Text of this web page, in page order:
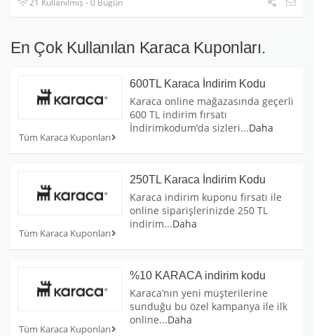
En Çok Kullanılan Karaca Kuponları.
Tüm Karaca Kuponları
600TL Karaca İndirim Kodu
Karaca online mağazasında geçerli
600 TL indirim fırsatı
İndirimkodum’da sizleri...Daha
Tüm Karaca Kuponları
250TL Karaca İndirim Kodu
Karaca indirim kuponu fırsatı ile
online siparişlerinizde 250 TL
indirim...Daha
Tüm Karaca Kuponları
%10 KARACA indirim kodu
Karaca’nın yeni müşterilerine
sunduğu bu özel kampanya ile ilk
online...Daha